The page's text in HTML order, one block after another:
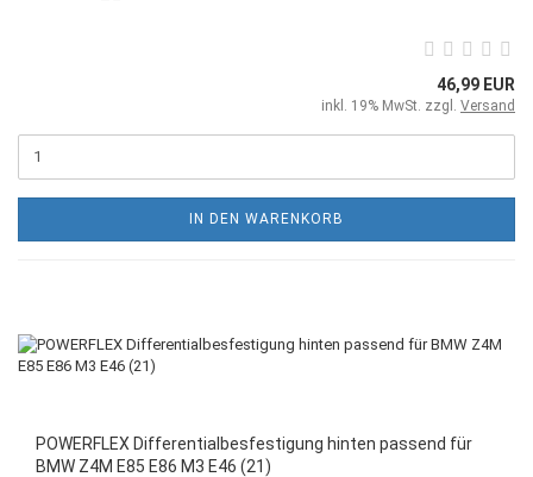
46,99 EUR
inkl. 19% MwSt. zzgl. Versand
IN DEN WARENKORB
POWERFLEX Differentialbesfestigung hinten passend für
BMW Z4M E85 E86 M3 E46 (21)